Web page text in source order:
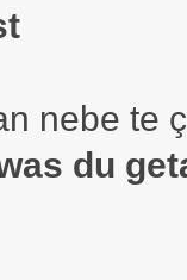
nebe te
du